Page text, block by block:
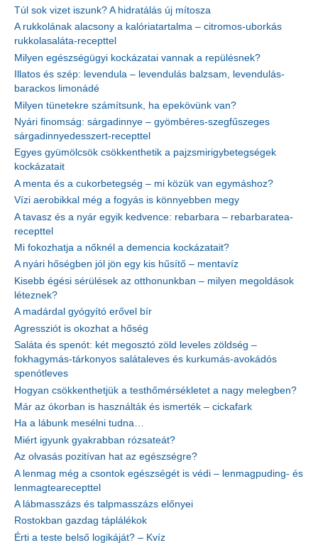
Túl sok vizet iszunk? A hidratálás új mítosza
A rukkolának alacsony a kalóriatartalma – citromos-uborkás
rukkolasaláta-recepttel
Milyen egészségügyi kockázatai vannak a repülésnek?
Illatos és szép: levendula – levendulás balzsam, levendulás-
barackos limonádé
Milyen tünetekre számítsunk, ha epekövünk van?
Nyári finomság: sárgadinnye – gyömbéres-szegfűszeges
sárgadinnyedesszert-recepttel
Egyes gyümölcsök csökkenthetik a pajzsmirigybetegségek
kockázatait
A menta és a cukorbetegség – mi közük van egymáshoz?
Vízi aerobikkal még a fogyás is könnyebben megy
A tavasz és a nyár egyik kedvence: rebarbara – rebarbaratea-
recepttel
Mi fokozhatja a nőknél a demencia kockázatait?
A nyári hőségben jól jön egy kis hűsítő – mentavíz
Kisebb égési sérülések az otthonunkban – milyen megoldások
léteznek?
A madárdal gyógyító erővel bír
Agressziót is okozhat a hőség
Saláta és spenót: két megosztó zöld leveles zöldség –
fokhagymás-tárkonyos salátaleves és kurkumás-avokádós
spenótleves
Hogyan csökkenthetjük a testhőmérsékletet a nagy melegben?
Már az ókorban is használták és ismerték – cickafark
Ha a lábunk mesélni tudna…
Miért igyunk gyakrabban rózsateát?
Az olvasás pozitívan hat az egészségre?
A lenmag még a csontok egészségét is védi – lenmagpuding- és
lenmagtearecepttel
A lábmasszázs és talpmasszázs előnyei
Rostokban gazdag táplálékok
Érti a teste belső logikáját? – Kvíz